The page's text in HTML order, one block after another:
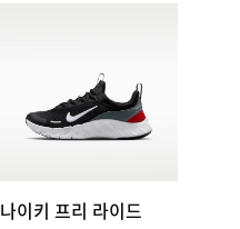
나이키 프리 라이드